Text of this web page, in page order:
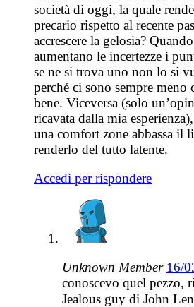
società di oggi, la quale
precario rispetto al recente
accrescere la gelosia?
aumentano le incertezze i
se ne si trova uno non lo si
perché ci sono sempre meno
bene. Viceversa (solo
ricavata dalla mia
una comfort zone abbassa il
renderlo del tutto latente.
Accedi per rispondere
Unknown Member 16/
conoscevo quel pezzo,
Jealous guy di John